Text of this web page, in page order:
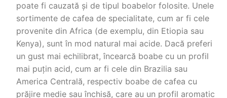
poate fi cauzată și de tipul boabelor folosite. Unele
sortimente de cafea de specialitate, cum ar fi cele
provenite din Africa (de exemplu, din Etiopia sau
Kenya), sunt în mod natural mai acide. Dacă preferi
un gust mai echilibrat, încearcă boabe cu un profil
mai puțin acid, cum ar fi cele din Brazilia sau
America Centrală, respectiv boabe de cafea cu
prăjire medie sau închisă, care au un profil aromatic